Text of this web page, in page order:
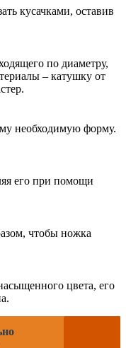
кусачками, оставив
по диаметру,
– катушку от
необходимую форму.
его при помощи
чтобы ножка
цвета, его